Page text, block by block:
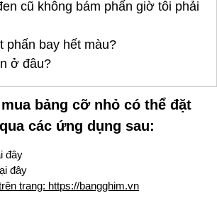
cũ không bám phấn giờ tôi phải
phấn bay hết màu?
ở đâu?
bảng cỡ nhỏ có thể đặt
các ứng dụng sau:
đây
đây
trang: https://bangghim.vn